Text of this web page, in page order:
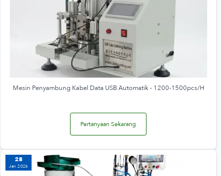
Mesin Penyambung Kabel Data USB Automatik - 1200-1500pcs/H
Pertanyaan Sekarang
28
Jan 2026